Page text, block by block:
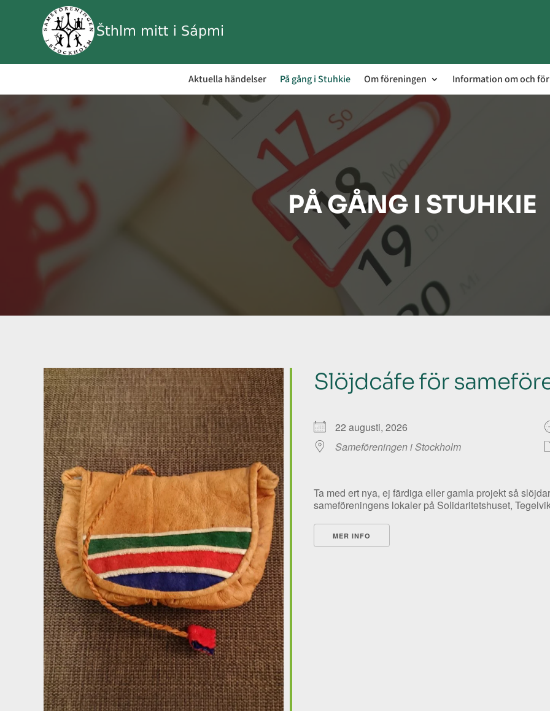
Aktuella händelser På gång i Stuhkie Om föreningen Information om och
PÅ GÅNG I STUHKIE
Slöjdcáfe för
22 augusti, 2026
Sameföreningen i Stockholm
Ta med ert nya, ej färdiga eller gamla projekt så
sameföreningens lokaler på Solidaritetshuset,
MER INFO